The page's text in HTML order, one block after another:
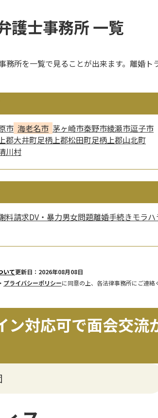
護士事務所 一覧
務所を一覧で見ることが出来ます。離婚ト
市 海老名市 茅ヶ崎市秦野市綾瀬市逗子市
郡大井町足柄上郡松田町足柄上郡山北町
川村
料請求DV・暴力男女問題離婚手続きモラハ
いて更新日：2026年08月08日
・ プライバシーポリシーに同意の上、各法律事務所にご連絡
ン対応可で面会交流